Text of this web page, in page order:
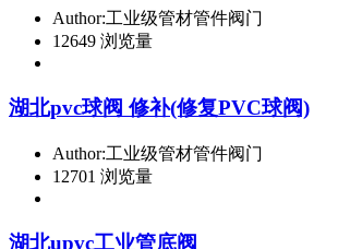
Author:工业级管材管件阀门
12649 浏览量
湖北pvc球阀 修补(修复PVC球阀)
Author:工业级管材管件阀门
12701 浏览量
湖北upvc工业管底阀